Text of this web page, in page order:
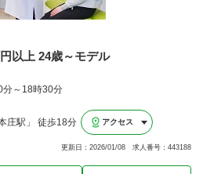
円以上 24歳～モデル
分～18時30分
庄駅」 徒歩18分 アクセス
更新日：2026/01/08 求人番号：443188